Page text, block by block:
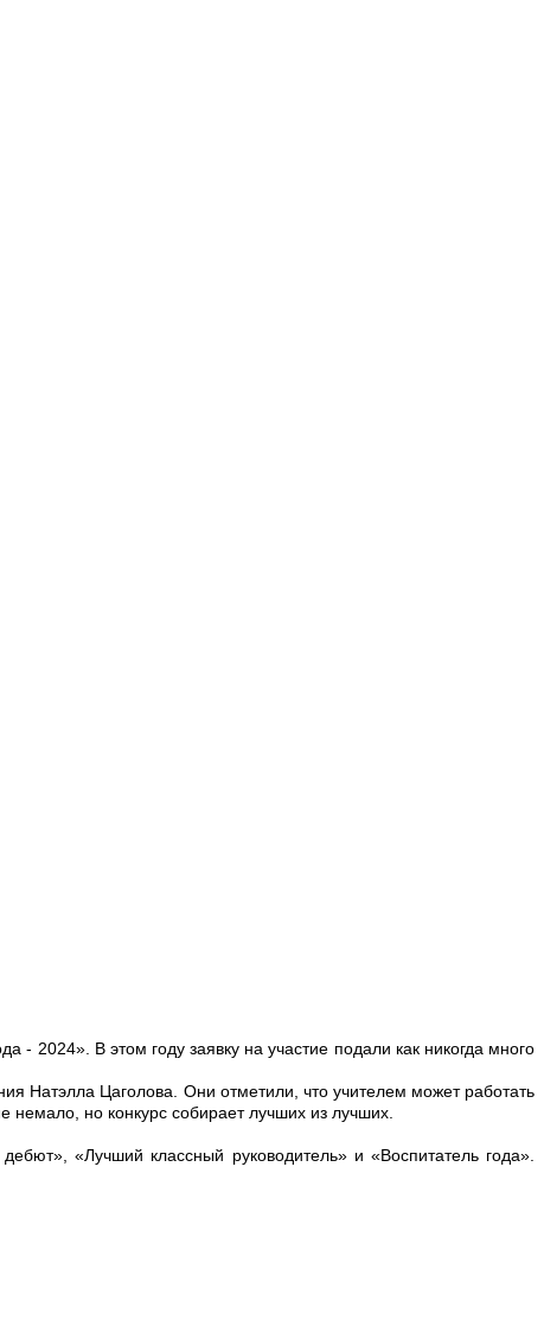
- 2024». В этом году заявку на участие подали как никогда много
Натэлла Цаголова. Они отметили, что учителем может работать
немало, но конкурс собирает лучших из лучших.
«Лучший классный руководитель» и «Воспитатель года».